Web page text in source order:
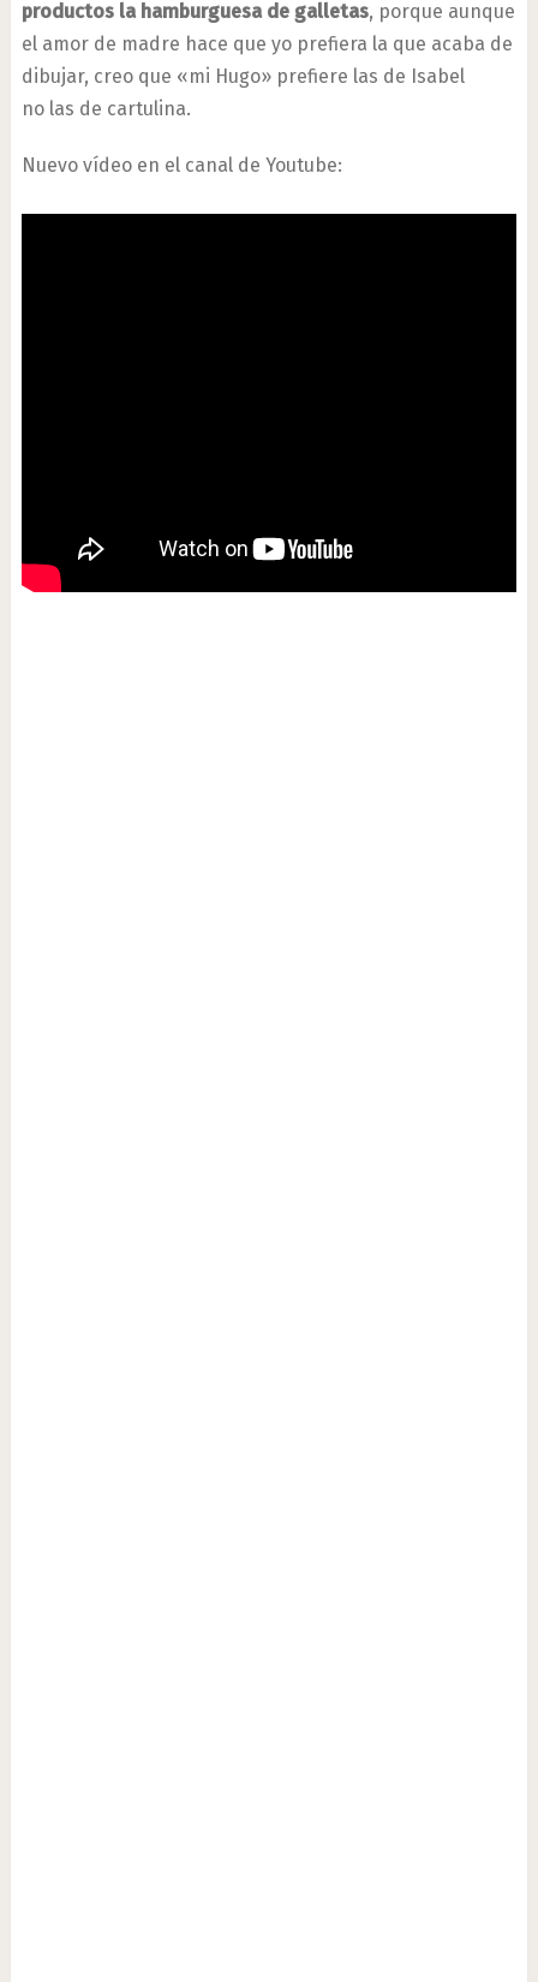
productos la hamburguesa de galletas, porque aunque
el amor de madre hace que yo prefiera la que acaba de
dibujar, creo que «mi Hugo» prefiere las de Isabel
no las de cartulina.
Nuevo vídeo en el canal de Youtube: